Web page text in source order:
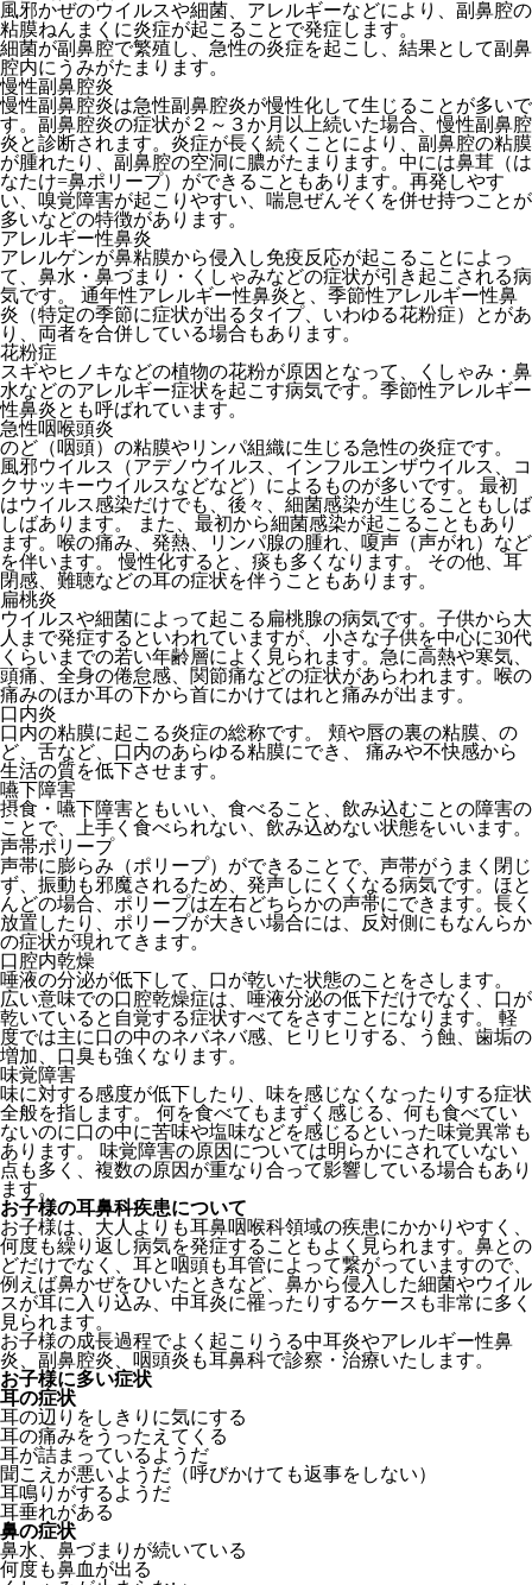
風邪かぜのウイルスや細菌、アレルギーなどにより、副鼻腔の
粘膜ねんまくに炎症が起こることで発症します。
細菌が副鼻腔で繁殖し、急性の炎症を起こし、結果として副鼻
腔内にうみがたまります。
慢性副鼻腔炎
慢性副鼻腔炎は急性副鼻腔炎が慢性化して生じることが多いで
す。副鼻腔炎の症状が２～３か月以上続いた場合、慢性副鼻腔
炎と診断されます。炎症が長く続くことにより、副鼻腔の粘膜
が腫れたり、副鼻腔の空洞に膿がたまります。中には鼻茸（は
なたけ=鼻ポリープ）ができることもあります。再発しやす
い、嗅覚障害が起こりやすい、喘息ぜんそくを併せ持つことが
多いなどの特徴があります。
アレルギー性鼻炎
アレルゲンが鼻粘膜から侵入し免疫反応が起こることによっ
て、鼻水・鼻づまり・くしゃみなどの症状が引き起こされる病
気です。 通年性アレルギー性鼻炎と、季節性アレルギー性鼻
炎（特定の季節に症状が出るタイプ、いわゆる花粉症）とがあ
り、両者を合併している場合もあります。
花粉症
スギやヒノキなどの植物の花粉が原因となって、くしゃみ・鼻
水などのアレルギー症状を起こす病気です。季節性アレルギー
性鼻炎とも呼ばれています。
急性咽喉頭炎
のど（咽頭）の粘膜やリンパ組織に生じる急性の炎症です。
風邪ウイルス（アデノウイルス、インフルエンザウイルス、コ
クサッキーウイルスなどなど）によるものが多いです。 最初
はウイルス感染だけでも、後々、細菌感染が生じることもしば
しばあります。 また、最初から細菌感染が起こることもあり
ます。喉の痛み、発熱、リンパ腺の腫れ、嗄声（声がれ）など
を伴います。 慢性化すると、痰も多くなります。 その他、耳
閉感、難聴などの耳の症状を伴うこともあります。
扁桃炎
ウイルスや細菌によって起こる扁桃腺の病気です。子供から大
人まで発症するといわれていますが、小さな子供を中心に30代
くらいまでの若い年齢層によく見られます。急に高熱や寒気、
頭痛、全身の倦怠感、関節痛などの症状があらわれます。喉の
痛みのほか耳の下から首にかけてはれと痛みが出ます。
口内炎
口内の粘膜に起こる炎症の総称です。 頬や唇の裏の粘膜、の
ど、舌など、口内のあらゆる粘膜にでき、 痛みや不快感から
生活の質を低下させます。
嚥下障害
摂食・嚥下障害ともいい、食べること、飲み込むことの障害の
ことで、上手く食べられない、飲み込めない状態をいいます。
声帯ポリープ
声帯に膨らみ（ポリープ）ができることで、声帯がうまく閉じ
ず、振動も邪魔されるため、発声しにくくなる病気です。ほと
んどの場合、ポリープは左右どちらかの声帯にできます。長く
放置したり、ポリープが大きい場合には、反対側にもなんらか
の症状が現れてきます。
口腔内乾燥
唾液の分泌が低下して、口が乾いた状態のことをさします。
広い意味での口腔乾燥症は、唾液分泌の低下だけでなく、口が
乾いていると自覚する症状すべてをさすことになります。 軽
度では主に口の中のネバネバ感、ヒリヒリする、う蝕、歯垢の
増加、口臭も強くなります。
味覚障害
味に対する感度が低下したり、味を感じなくなったりする症状
全般を指します。 何を食べてもまずく感じる、何も食べてい
ないのに口の中に苦味や塩味などを感じるといった味覚異常も
あります。 味覚障害の原因については明らかにされていない
点も多く、複数の原因が重なり合って影響している場合もあり
ます。
お子様の耳鼻科疾患について
お子様は、大人よりも耳鼻咽喉科領域の疾患にかかりやすく、
何度も繰り返し病気を発症することもよく見られます。鼻との
どだけでなく、耳と咽頭も耳管によって繋がっていますので、
例えば鼻かぜをひいたときなど、鼻から侵入した細菌やウイル
スが耳に入り込み、中耳炎に罹ったりするケースも非常に多く
見られます。
お子様の成長過程でよく起こりうる中耳炎やアレルギー性鼻
炎、副鼻腔炎、咽頭炎も耳鼻科で診察・治療いたします。
お子様に多い症状
耳の症状
耳の辺りをしきりに気にする
耳の痛みをうったえてくる
耳が詰まっているようだ
聞こえが悪いようだ（呼びかけても返事をしない）
耳鳴りがするようだ
耳垂れがある
鼻の症状
鼻水、鼻づまりが続いている
何度も鼻血が出る